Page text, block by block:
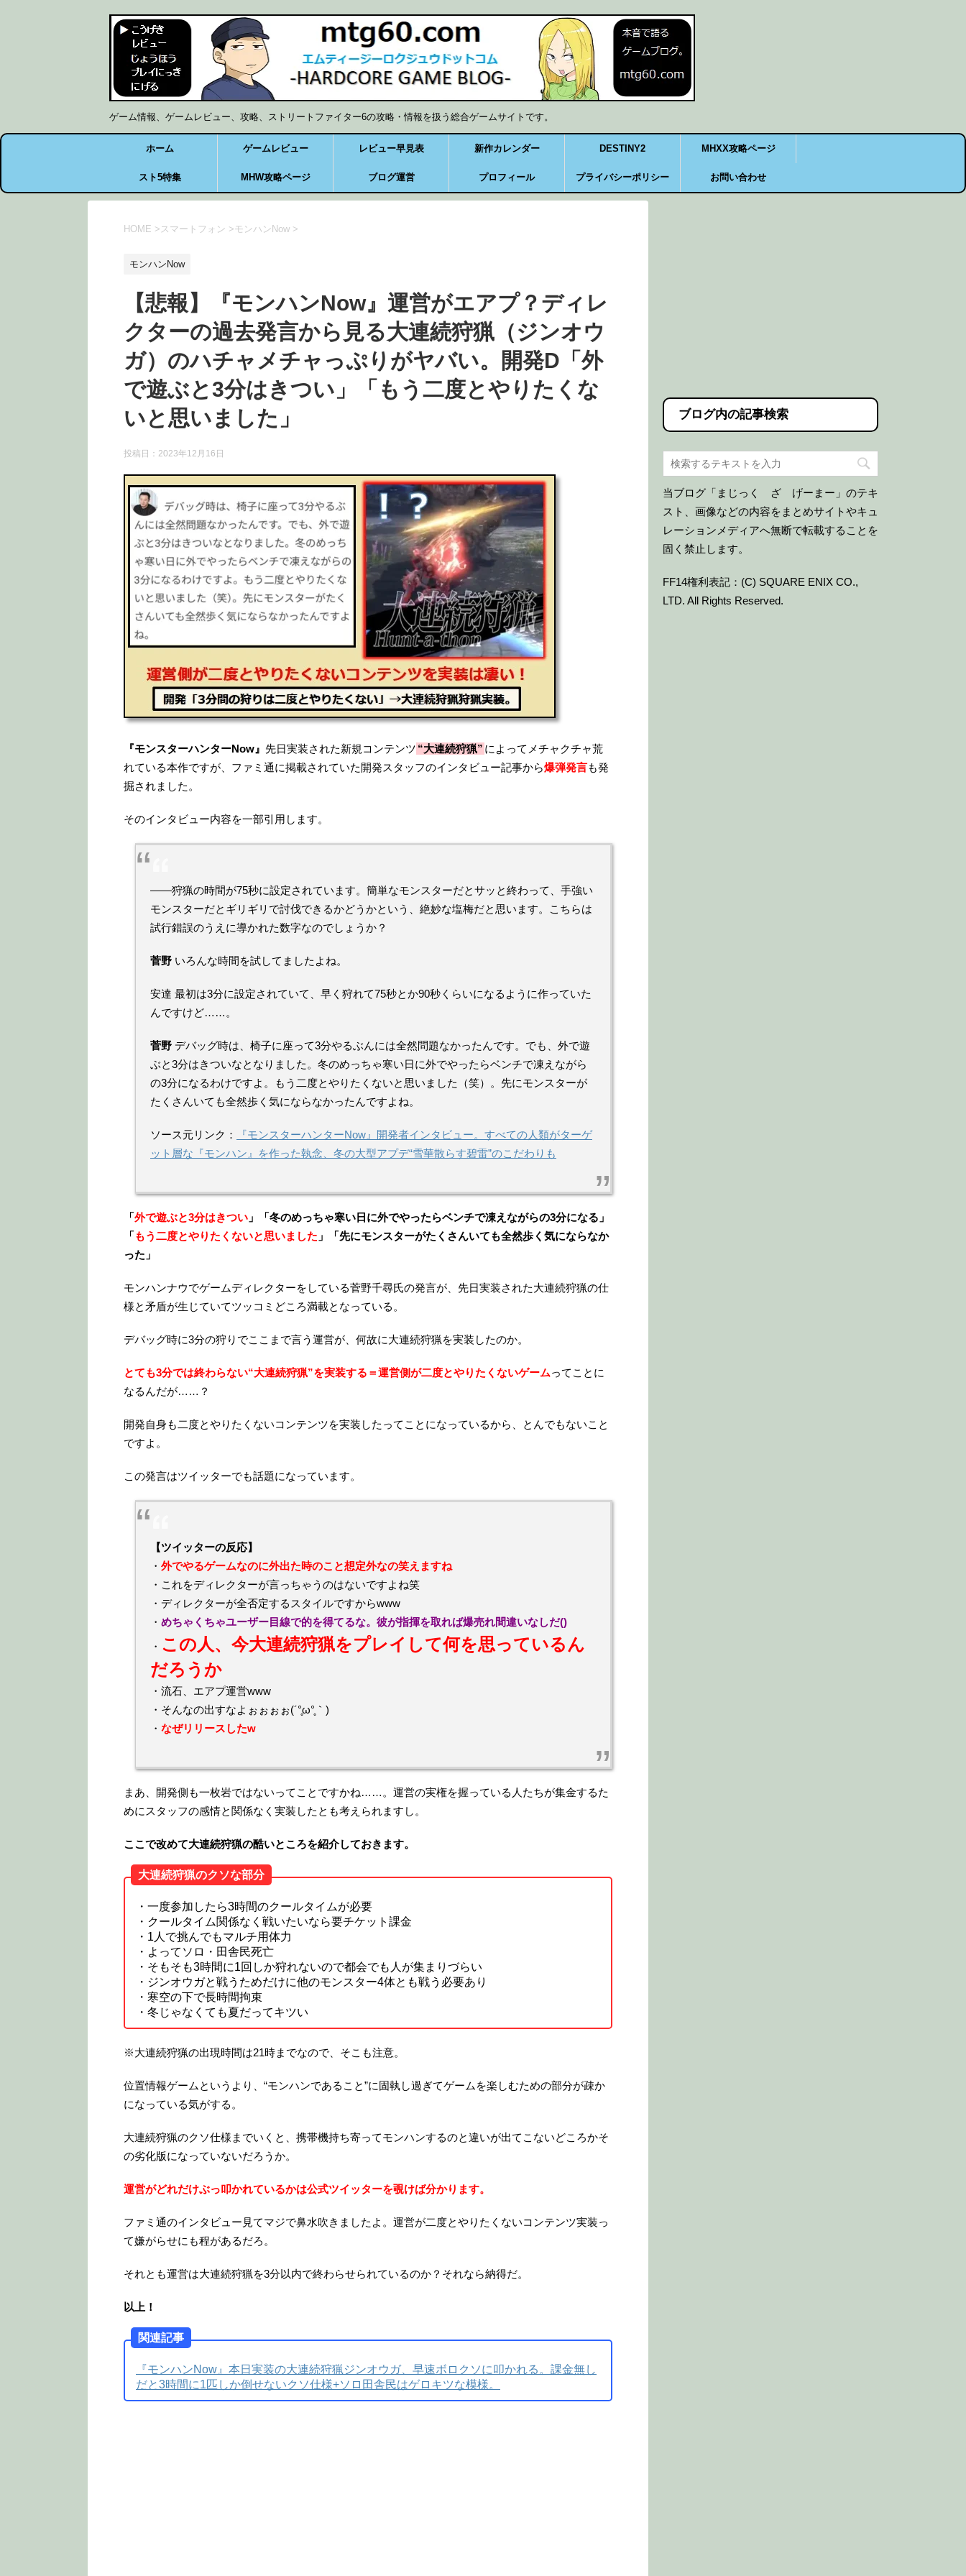
ゲーム情報、ゲームレビュー、攻略、ストリートファイター6の攻略・情報を扱う総合ゲームサイトです。
ホーム ゲームレビュー レビュー早見表 新作カレンダー DESTINY2 MHXX攻略ページ
スト5特集 MHW攻略ページ ブログ運営 プロフィール プライバシーポリシー お問い合わせ
HOME > スマートフォン >モンハンNow >
モンハンNow
【悲報】『モンハンNow』運営がエアプ？ディレ
クターの過去発言から見る大連続狩猟（ジンオウ
ガ）のハチャメチャっぷりがヤバい。開発D「外
で遊ぶと3分はきつい」「もう二度とやりたくな
いと思いました」
投稿日： 2023年12月16日
『モンスターハンターNow』 先日実装された新規コンテンツ “大連続狩猟” によってメチャクチャ荒
れている本作ですが、ファミ通に掲載されていた開発スタッフのインタビュー記事から爆弾発言も発
掘されました。
そのインタビュー内容を一部引用します。
――狩猟の時間が75秒に設定されています。簡単なモンスターだとサッと終わって、手強い
モンスターだとギリギリで討伐できるかどうかという、絶妙な塩梅だと思います。こちらは
試行錯誤のうえに導かれた数字なのでしょうか？
菅野 いろんな時間を試してましたよね。
安達 最初は3分に設定されていて、早く狩れて75秒とか90秒くらいになるように作っていた
んですけど……。
菅野 デバッグ時は、椅子に座って3分やるぶんには全然問題なかったんです。でも、外で遊
ぶと3分はきついなとなりました。冬のめっちゃ寒い日に外でやったらベンチで凍えながら
の3分になるわけですよ。もう二度とやりたくないと思いました（笑）。先にモンスターが
たくさんいても全然歩く気にならなかったんですよね。
ソース元リンク：
『モンスターハンターNow』開発者インタビュー。すべての人類がターゲ
ット層な『モンハン』を作った執念、冬の大型アプデ“雪華散らす碧雷”のこだわりも
「外で遊ぶと3分はきつい 」「冬のめっちゃ寒い日に外でやったらベンチで凍えながらの3分になる」
「もう二度とやりたくないと思いました 」「先にモンスターがたくさんいても全然歩く気にならなか
った」
モンハンナウでゲームディレクターをしている菅野千尋氏の発言が、先日実装された大連続狩猟の仕
様と矛盾が生じていてツッコミどころ満載となっている。
デバッグ時に3分の狩りでここまで言う運営が、何故に大連続狩猟を実装したのか。
とても3分では終わらない“大連続狩猟”を実装する＝運営側が二度とやりたくないゲームってことに
なるんだが……？
開発自身も二度とやりたくないコンテンツを実装したってことになっているから、とんでもないこと
ですよ。
この発言はツイッターでも話題になっています。
【ツイッターの反応】
・ 外でやるゲームなのに外出た時のこと想定外なの笑えますね
・これをディレクターが言っちゃうのはないですよね笑
・ディレクターが全否定するスタイルですからwww
・ めちゃくちゃユーザー目線で的を得てるな。彼が指揮を取れば爆売れ間違いなしだ()
・ この人、今大連続狩猟をプレイして何を思っているん
だろうか
・流石、エアプ運営www
・そんなの出すなよぉぉぉぉ(´°̥ω°̥｀)
・ なぜリリースしたw
まあ、開発側も一枚岩ではないってことですかね……。運営の実権を握っている人たちが集金するた
めにスタッフの感情と関係なく実装したとも考えられますし。
ここで改めて大連続狩猟の酷いところを紹介しておきます。
大連続狩猟のクソな部分
・一度参加したら3時間のクールタイムが必要
・クールタイム関係なく戦いたいなら要チケット課金
・1人で挑んでもマルチ用体力
・よってソロ・田舎民死亡
・そもそも3時間に1回しか狩れないので都会でも人が集まりづらい
・ジンオウガと戦うためだけに他のモンスター4体とも戦う必要あり
・寒空の下で長時間拘束
・冬じゃなくても夏だってキツい
※大連続狩猟の出現時間は21時までなので、そこも注意。
位置情報ゲームというより、“モンハンであること”に固執し過ぎてゲームを楽しむための部分が疎か
になっている気がする。
大連続狩猟のクソ仕様までいくと、携帯機持ち寄ってモンハンするのと違いが出てこないどころかそ
の劣化版になっていないだろうか。
運営がどれだけぶっ叩かれているかは公式ツイッターを覗けば分かります。
ファミ通のインタビュー見てマジで鼻水吹きましたよ。運営が二度とやりたくないコンテンツ実装っ
て嫌がらせにも程があるだろ。
それとも運営は大連続狩猟を3分以内で終わらせられているのか？それなら納得だ。
以上！
関連記事
『モンハンNow』本日実装の大連続狩猟ジンオウガ、早速ボロクソに叩かれる。課金無し
だと3時間に1匹しか倒せないクソ仕様+ソロ田舎民はゲロキツな模様。
ブログ内の記事検索
当ブログ「まじっく ざ げーまー」のテキ
スト、画像などの内容をまとめサイトやキュ
レーションメディアへ無断で転載することを
固く禁止します。
FF14権利表記：(C) SQUARE ENIX CO.,
LTD. All Rights Reserved.